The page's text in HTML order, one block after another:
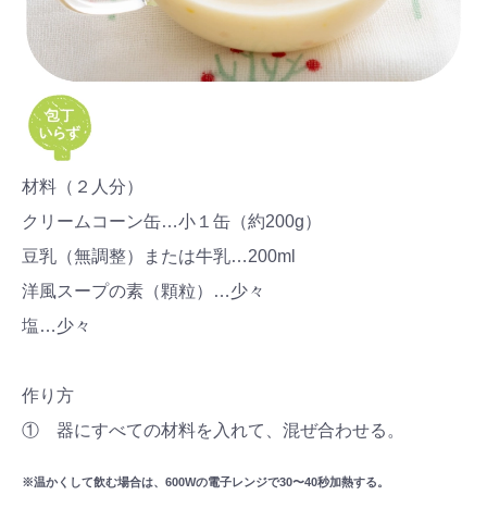
材料（２人分）
クリームコーン缶…小１缶（約200g）
豆乳（無調整）または牛乳…200ml
洋風スープの素（顆粒）…少々
塩…少々
作り方
① 器にすべての材料を入れて、混ぜ合わせる。
※温かくして飲む場合は、600Wの電子レンジで30〜40秒加熱する。